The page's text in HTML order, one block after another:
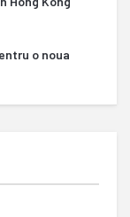
o noua